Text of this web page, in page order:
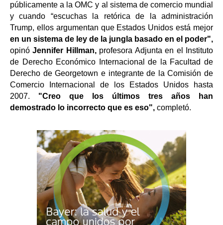
públicamente a la OMC y al sistema de comercio mundial
y cuando “escuchas la retórica de la administración
Trump, ellos argumentan que Estados Unidos está mejor
en un sistema de ley de la jungla basado en el poder",
opinóJennifer Hillman, profesora Adjunta en el Instituto
de Derecho Económico Internacional de la Facultad de
Derecho de Georgetown e integrante de la Comisión de
Comercio Internacional de los Estados Unidos hasta
2007. "Creo que los últimos tres años han
demostrado lo incorrecto que es eso", completó.